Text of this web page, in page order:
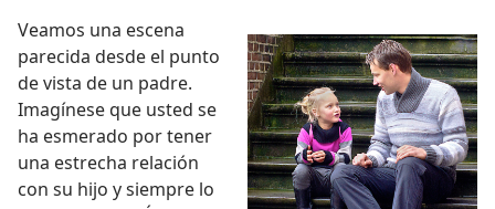
Veamos una escena
parecida desde el punto
de vista de un padre.
Imagínese que usted se
ha esmerado por tener
una estrecha relación
con su hijo y siempre lo